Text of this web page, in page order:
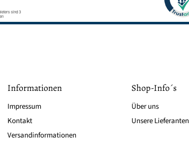
Informationen
Impressum
Kontakt
Versandinformationen
Shop-Info´s
Über uns
Unsere Lieferanten